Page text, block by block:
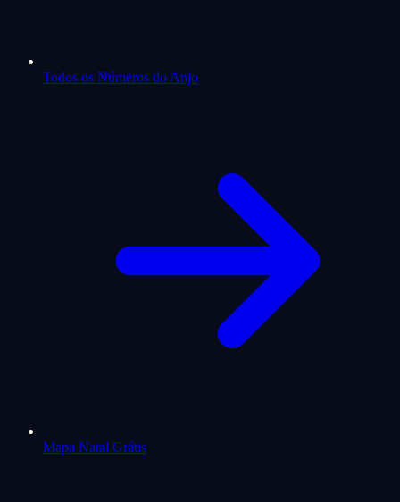
Todos os Números do Anjo
Mapa Natal Grátis